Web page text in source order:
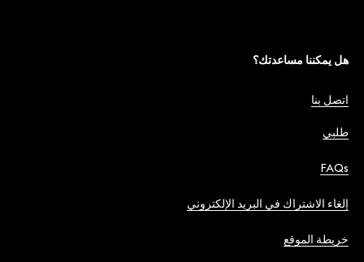
هل يمكننا مساعدتك؟
اتصل بنا
طلبي
FAQs
إلغاء الاشتراك في البريد الإلكتروني
خريطة الموقع